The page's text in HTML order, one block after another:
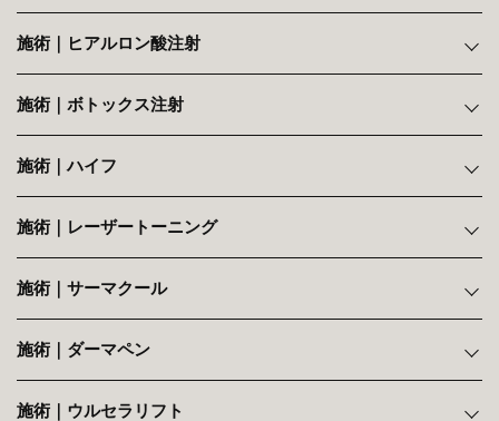
施術｜ヒアルロン酸注射
施術｜ボトックス注射
施術｜ハイフ
施術｜レーザートーニング
施術｜サーマクール
施術｜ダーマペン
施術｜ウルセラリフト